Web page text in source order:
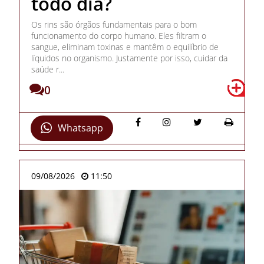
Os rins são órgãos fundamentais para o bom
funcionamento do corpo humano. Eles filtram o
sangue, eliminam toxinas e mantêm o equilíbrio de
líquidos no organismo. Justamente por isso, cuidar da
saúde r...
0
Whatsapp
09/08/2026 11:50